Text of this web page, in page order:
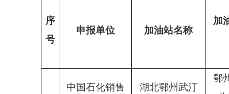
序
号
申报单位 加油站名称
加
中国石化销售 湖北鄂州武汀
鄂